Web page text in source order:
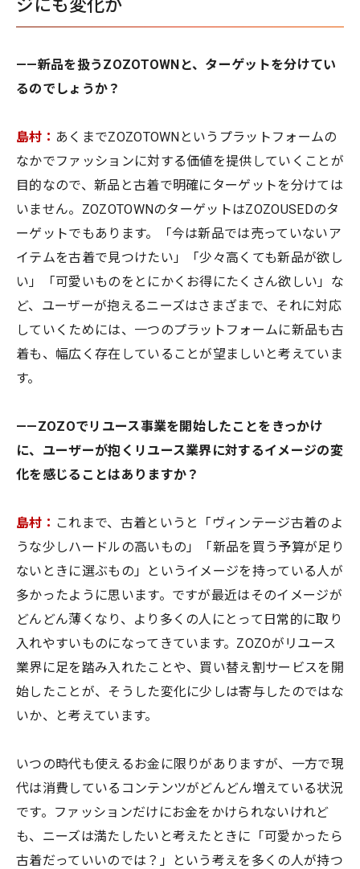
ジにも変化が
——新品を扱うZOZOTOWNと、ターゲットを分けてい
るのでしょうか？
島村： あくまでZOZOTOWNというプラットフォームの
なかでファッションに対する価値を提供していくことが
目的なので、新品と古着で明確にターゲットを分けては
いません。ZOZOTOWNのターゲットはZOZOUSEDのタ
ーゲットでもあります。「今は新品では売っていないア
イテムを古着で見つけたい」「少々高くても新品が欲し
い」「可愛いものをとにかくお得にたくさん欲しい」な
ど、ユーザーが抱えるニーズはさまざまで、それに対応
していくためには、一つのプラットフォームに新品も古
着も、幅広く存在していることが望ましいと考えていま
す。
——ZOZOでリユース事業を開始したことをきっかけ
に、ユーザーが抱くリユース業界に対するイメージの変
化を感じることはありますか？
島村： これまで、古着というと「ヴィンテージ古着のよ
うな少しハードルの高いもの」「新品を買う予算が足り
ないときに選ぶもの」というイメージを持っている人が
多かったように思います。ですが最近はそのイメージが
どんどん薄くなり、より多くの人にとって日常的に取り
入れやすいものになってきています。ZOZOがリユース
業界に足を踏み入れたことや、買い替え割サービスを開
始したことが、そうした変化に少しは寄与したのではな
いか、と考えています。
いつの時代も使えるお金に限りがありますが、一方で現
代は消費しているコンテンツがどんどん増えている状況
です。ファッションだけにお金をかけられないけれど
も、ニーズは満たしたいと考えたときに「可愛かったら
古着だっていいのでは？」という考えを多くの人が持つ